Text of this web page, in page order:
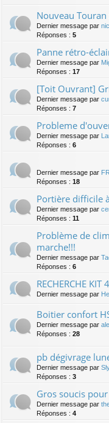
Nouveau Touran
Dernier message par
Réponses : 5
Panne rétro-
Dernier message par
Réponses : 17
[Toit Ouvrant]
Dernier message par
Réponses : 7
Probleme
Dernier message par
Réponses : 6
Dernier message par
Réponses : 18
Portière difficile
Dernier message par
Réponses : 11
Problème de
marche!!!
Dernier message par
Réponses : 6
RECHERCHE KIT
Dernier message par
Boitier confort
Dernier message par
Réponses : 28
pb dégivrage
Dernier message par
Réponses : 3
Gros soucis
Dernier message par
Réponses : 4